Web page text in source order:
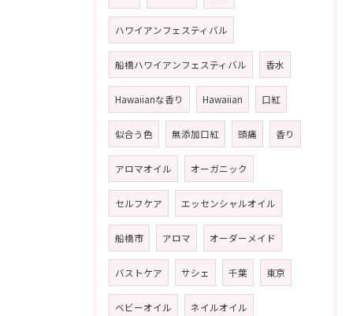
ハワイアンフェスティバル
船橋ハワイアンフェスティバル 香水
Hawaiianな香り Hawaiian 口紅
似合う色 無添加口紅 頭痛 香り
アロマオイル オーガニック
セルフケア エッセンシャルオイル
船橋市 アロマ オーダーメイド
バストケア サシェ 千葉 東京
ベビーオイル ネイルオイル